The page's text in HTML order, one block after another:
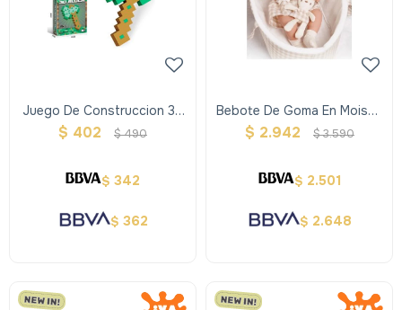
Juego De Construccion 3d
Para Armar - Hacha
$ 402 $490
$ 342
$ 362
Bebote De Goma En Moises
38 Cm Con Conejito Beige
$ 2.942 $3.590
$ 2.501
$ 2.648